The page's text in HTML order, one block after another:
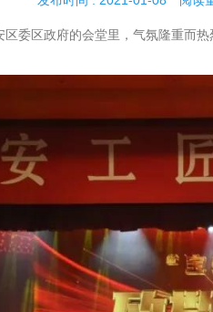
委区政府的会堂里，气氛隆重而